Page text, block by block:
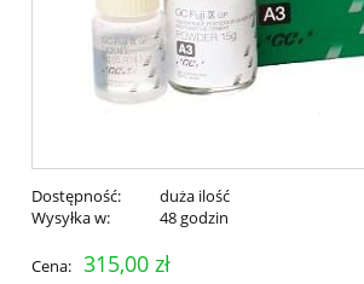
Dostępność:
duża ilość
Wysyłka w:
48 godzin
Cena: 315,00 zł